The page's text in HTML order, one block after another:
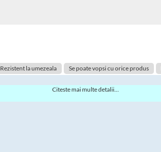
Rezistent la umezeala Se poate vopsi cu orice produs
Citeste mai multe detalii...